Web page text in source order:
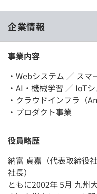
企業情報
事業内容
・Webシステム ／ ス
・AI・機械学習 ／ IoT
・クラウドインフラ（
・プロダクト事業
役員略歴
納富 貞嘉（代表取締役
社長）
ともに2002年 5月 九州